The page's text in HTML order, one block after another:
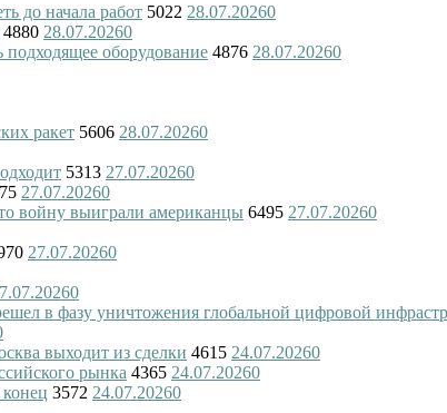
до начала работ 5022 28.07.20260
4880 28.07.20260
подходящее оборудование 4876 28.07.20260
ракет 5606 28.07.20260
5313 27.07.20260
27.07.20260
войну выиграли американцы 6495 27.07.20260
27.07.20260
0
в фазу уничтожения глобальной цифровой
выходит из сделки 4615 24.07.20260
рынка 4365 24.07.20260
3572 24.07.20260